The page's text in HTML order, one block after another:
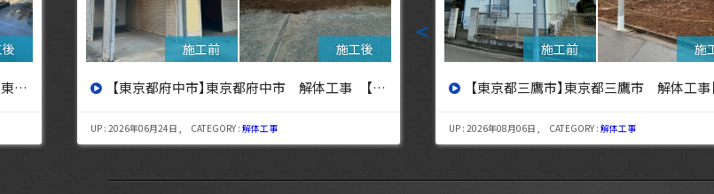
＜
】 【東京都三鷹市】東京都三鷹市 解体工事【東京・埼玉・神奈川の解体工事なら東央建設へ】
UP : 2026年08月06日 , CATEGORY :解体工事
【東京都立川市】東京都立川市 解体工事 【東京・埼玉・神奈川の解体工事なら東央
UP : 2026年08月03日 , CATEGORY :解体工事